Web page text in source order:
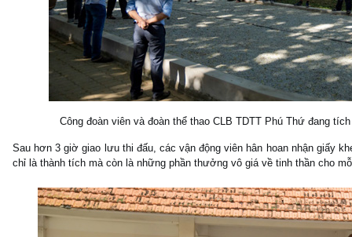
Công đoàn viên và đoàn thể thao CLB TDTT Phú Thứ đang
Sau hơn 3 giờ giao lưu thi đấu, các vận động viên hân hoan nhận giấy
chỉ là thành tích mà còn là những phần thưởng vô giá về tinh thần cho